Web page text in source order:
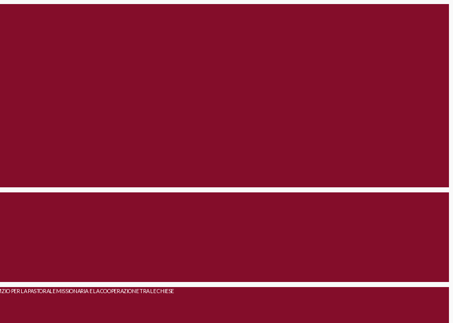
PER LA PASTORALE MISSIONARIA E LA COOPERAZIONE TRA LE CHIESE